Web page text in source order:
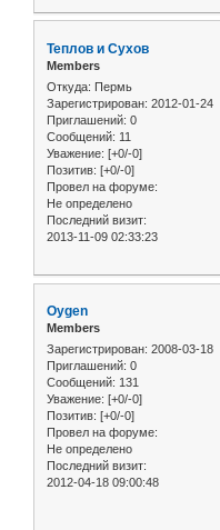
Теплов и Сухов
Members
Откуда: Пермь
Зарегистрирован: 2012-01-24
Приглашений: 0
Сообщений: 11
Уважение: [+0/-0]
Позитив: [+0/-0]
Провел на форуме:
Не определено
Последний визит:
2013-11-09 02:33:23
Oygen
Members
Зарегистрирован: 2008-03-18
Приглашений: 0
Сообщений: 131
Уважение: [+0/-0]
Позитив: [+0/-0]
Провел на форуме:
Не определено
Последний визит:
2012-04-18 09:00:48